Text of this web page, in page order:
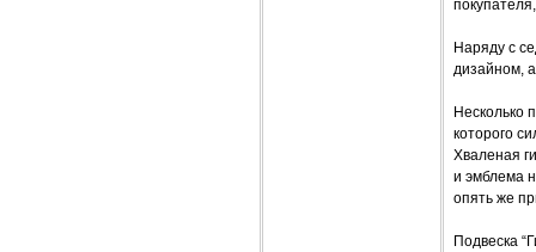
Наряду с
дизайном,
Несколько
которого
Хваленая
и эмблема
опять же
Подвеска